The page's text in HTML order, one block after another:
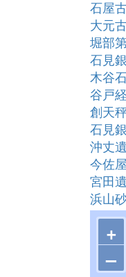
石屋
大元
堀部
石見
木谷
谷戸
創天
石見
沖丈
今佐
宮田
浜山
鵜ノ
カネ
古天
薄井
+
–